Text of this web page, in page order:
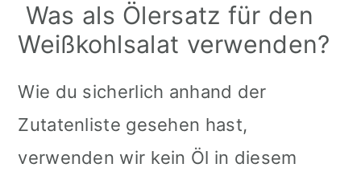
Was als Ölersatz für den
Weißkohlsalat verwenden?
Wie du sicherlich anhand der
Zutatenliste gesehen hast,
verwenden wir kein Öl in diesem